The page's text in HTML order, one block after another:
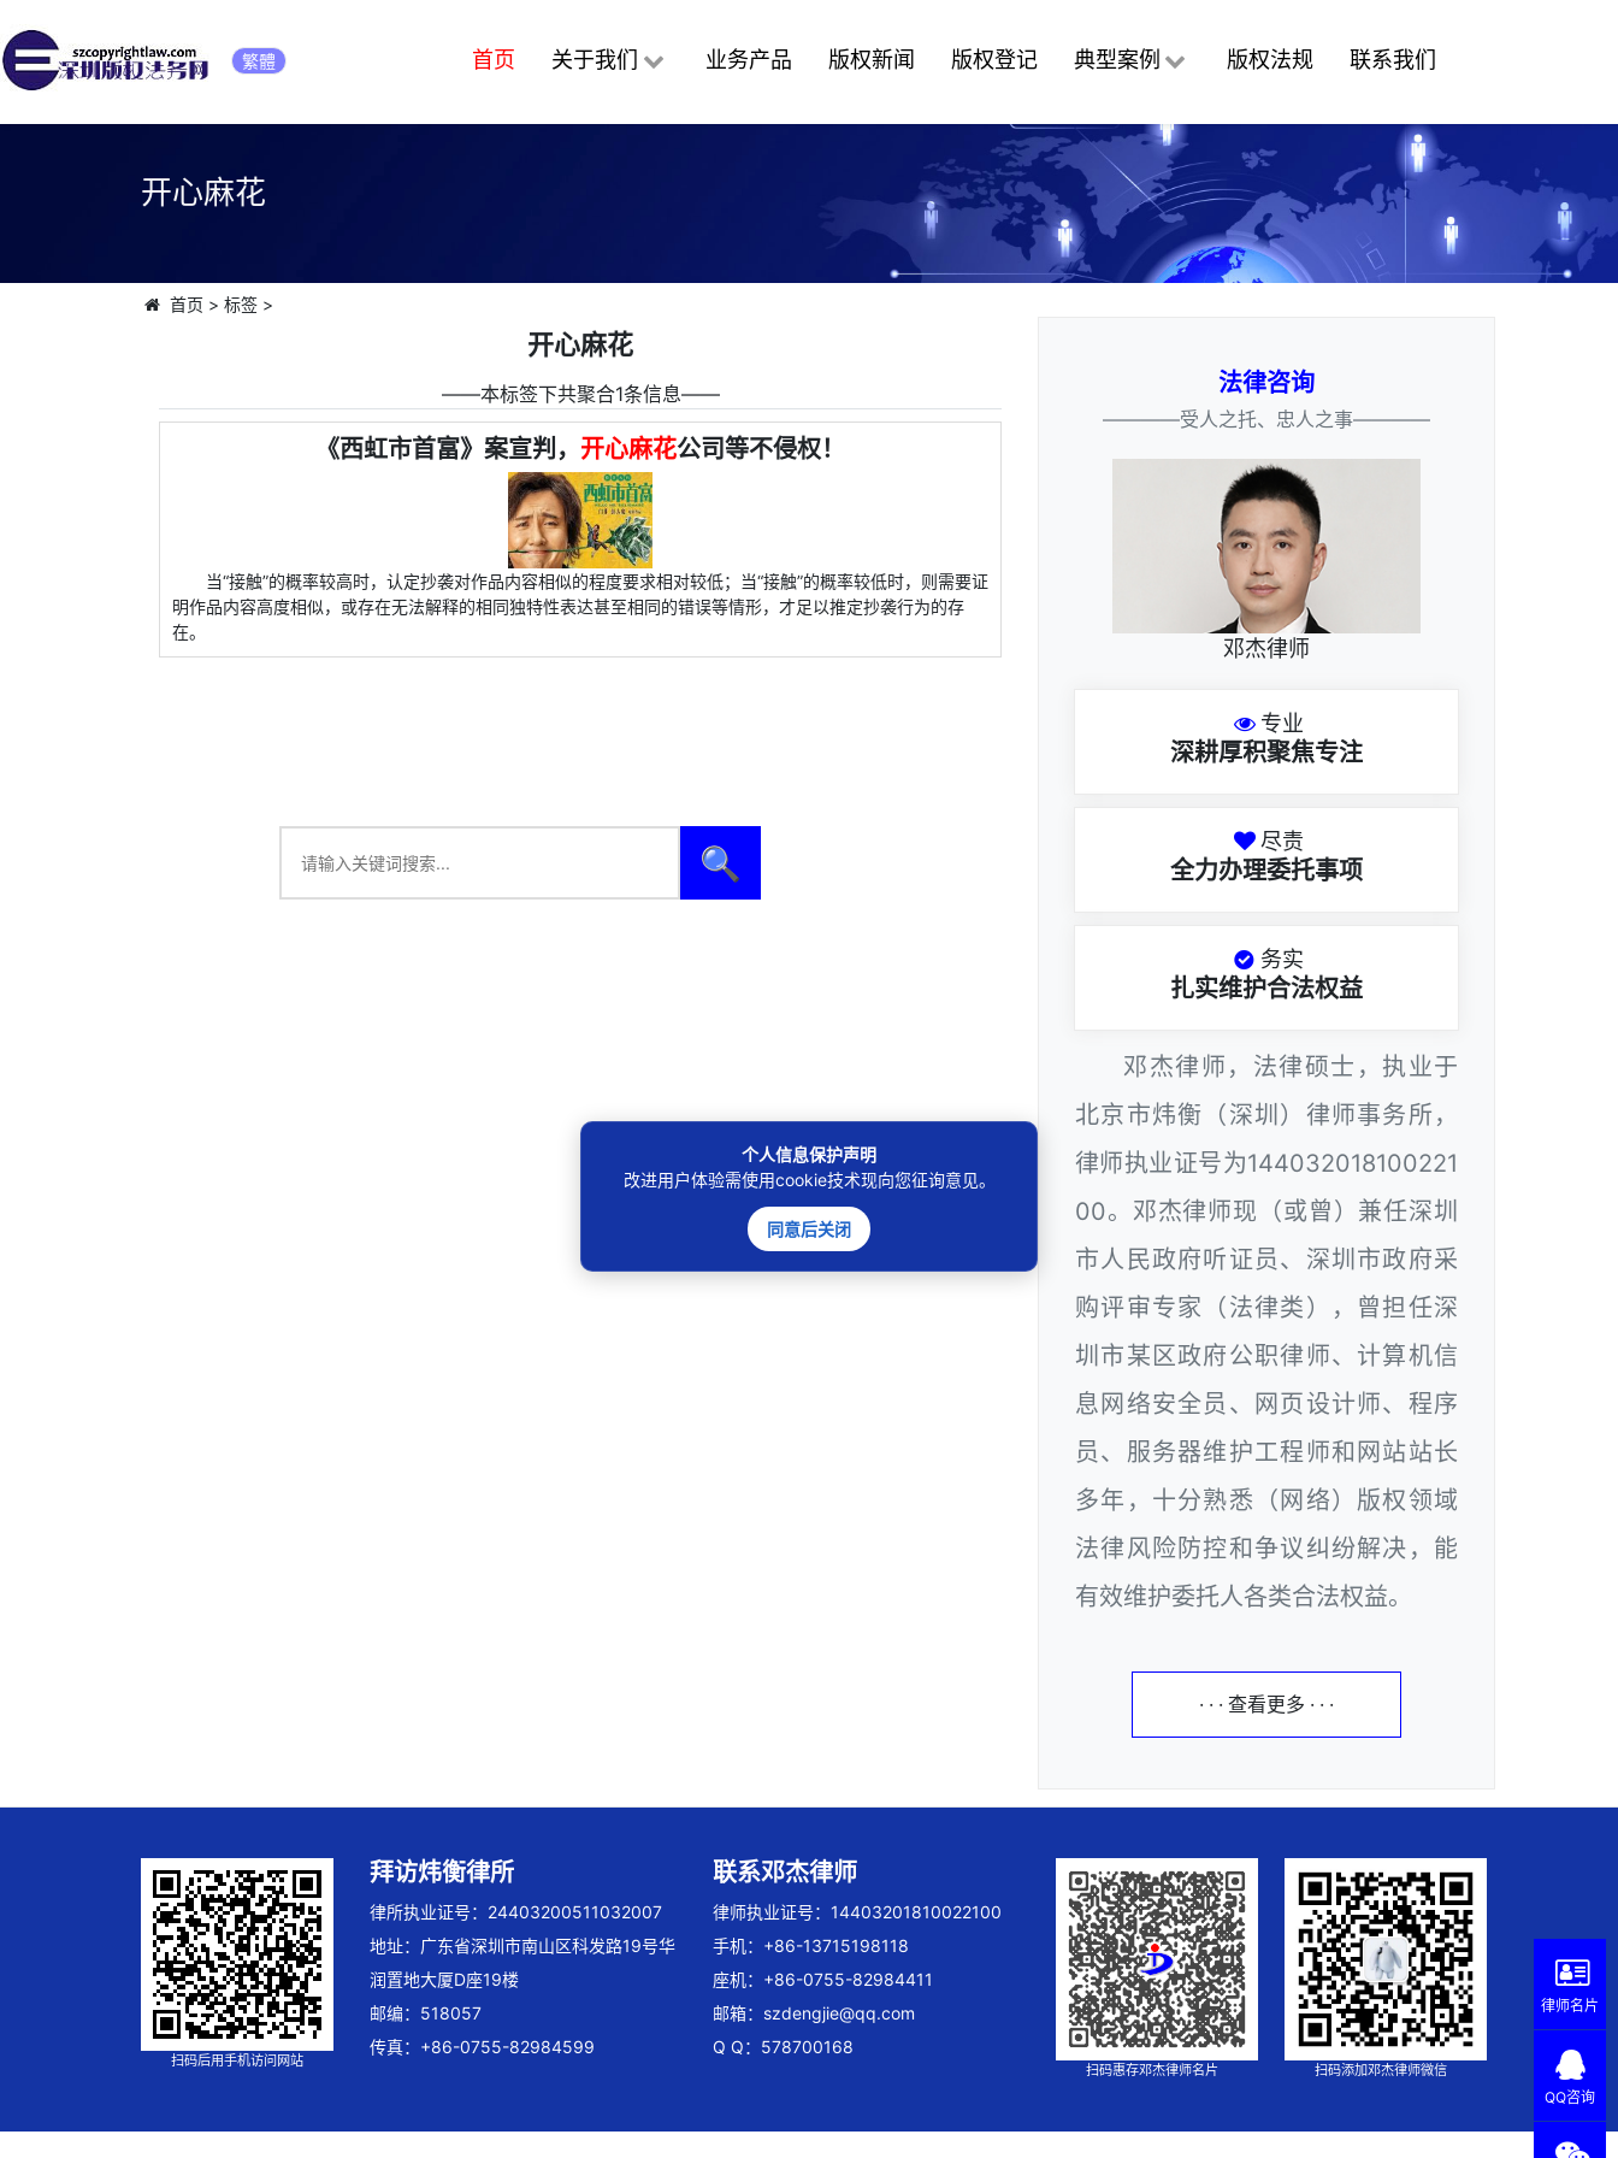
繁體 首页 关于我们 业务产品 版权新闻 版权登记 典型案例 版权法规 联系我们
开心麻花
首页 > 标签>
开心麻花
――本标签下共聚合1条信息――
《西虹市首富》案宣判， 开心麻花公司等不侵权！
当“接触”的概率较高时，认定抄袭对作品内容相似的程度要求相对较低；当“接触”的概率较低时，则需要证
明作品内容高度相似，或存在无法解释的相同独特性表达甚至相同的错误等情形，才足以推定抄袭行为的存
在。
🔍
法律咨询
————受人之托、忠人之事————
邓杰律师
专业
深耕厚积聚焦专注
尽责
全力办理委托事项
务实
扎实维护合法权益
邓杰律师，法律硕士，执业于
北京市炜衡（深圳）律师事务所，
律师执业证号为144032018100221
00。邓杰律师现（或曾）兼任深圳
市人民政府听证员、深圳市政府采
购评审专家（法律类），曾担任深
圳市某区政府公职律师、计算机信
息网络安全员、网页设计师、程序
员、服务器维护工程师和网站站长
多年，十分熟悉（网络）版权领域
法律风险防控和争议纠纷解决，能
有效维护委托人各类合法权益。
· · · 查看更多 · · ·
扫码后用手机访问网站
拜访炜衡律所
律所执业证号：24403200511032007
地址：广东省深圳市南山区科发路19号华
润置地大厦D座19楼
邮编：518057
传真：+86-0755-82984599
联系邓杰律师
律师执业证号：14403201810022100
手机：+86-13715198118
座机：+86-0755-82984411
邮箱： szdengjie@qq.com
Q Q：578700168
扫码惠存邓杰律师名片 扫码添加邓杰律师微信
个人信息保护声明
改进用户体验需使用cookie技术现向您征询意见。
同意后关闭
律师名片
QQ咨询